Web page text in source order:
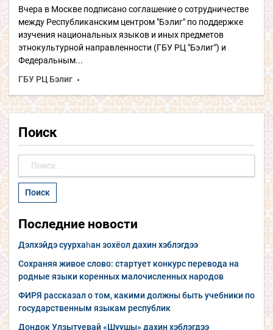
Вчера в Москве подписано соглашение о сотрудничестве
между Республиканским центром "Бэлиг" по поддержке
изучения национальных языков и иных предметов
этнокультурной направленности (ГБУ РЦ "Бэлиг") и
Федеральным...
ГБУ РЦ Бэлиг
Поиск
Последние новости
Дэлхэйдэ суурхаһан зохёол дахин хэблэгдээ
Сохраняя живое слово: стартует конкурс перевода на
родные языки коренных малочисленных народов
ФИРЯ рассказал о том, какими должны быть учебники по
государственным языкам республик
Дондок Улзытуевай «Шуушы» дахин хэблэгдээ